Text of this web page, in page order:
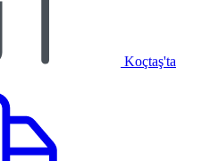
Koçtaş'ta